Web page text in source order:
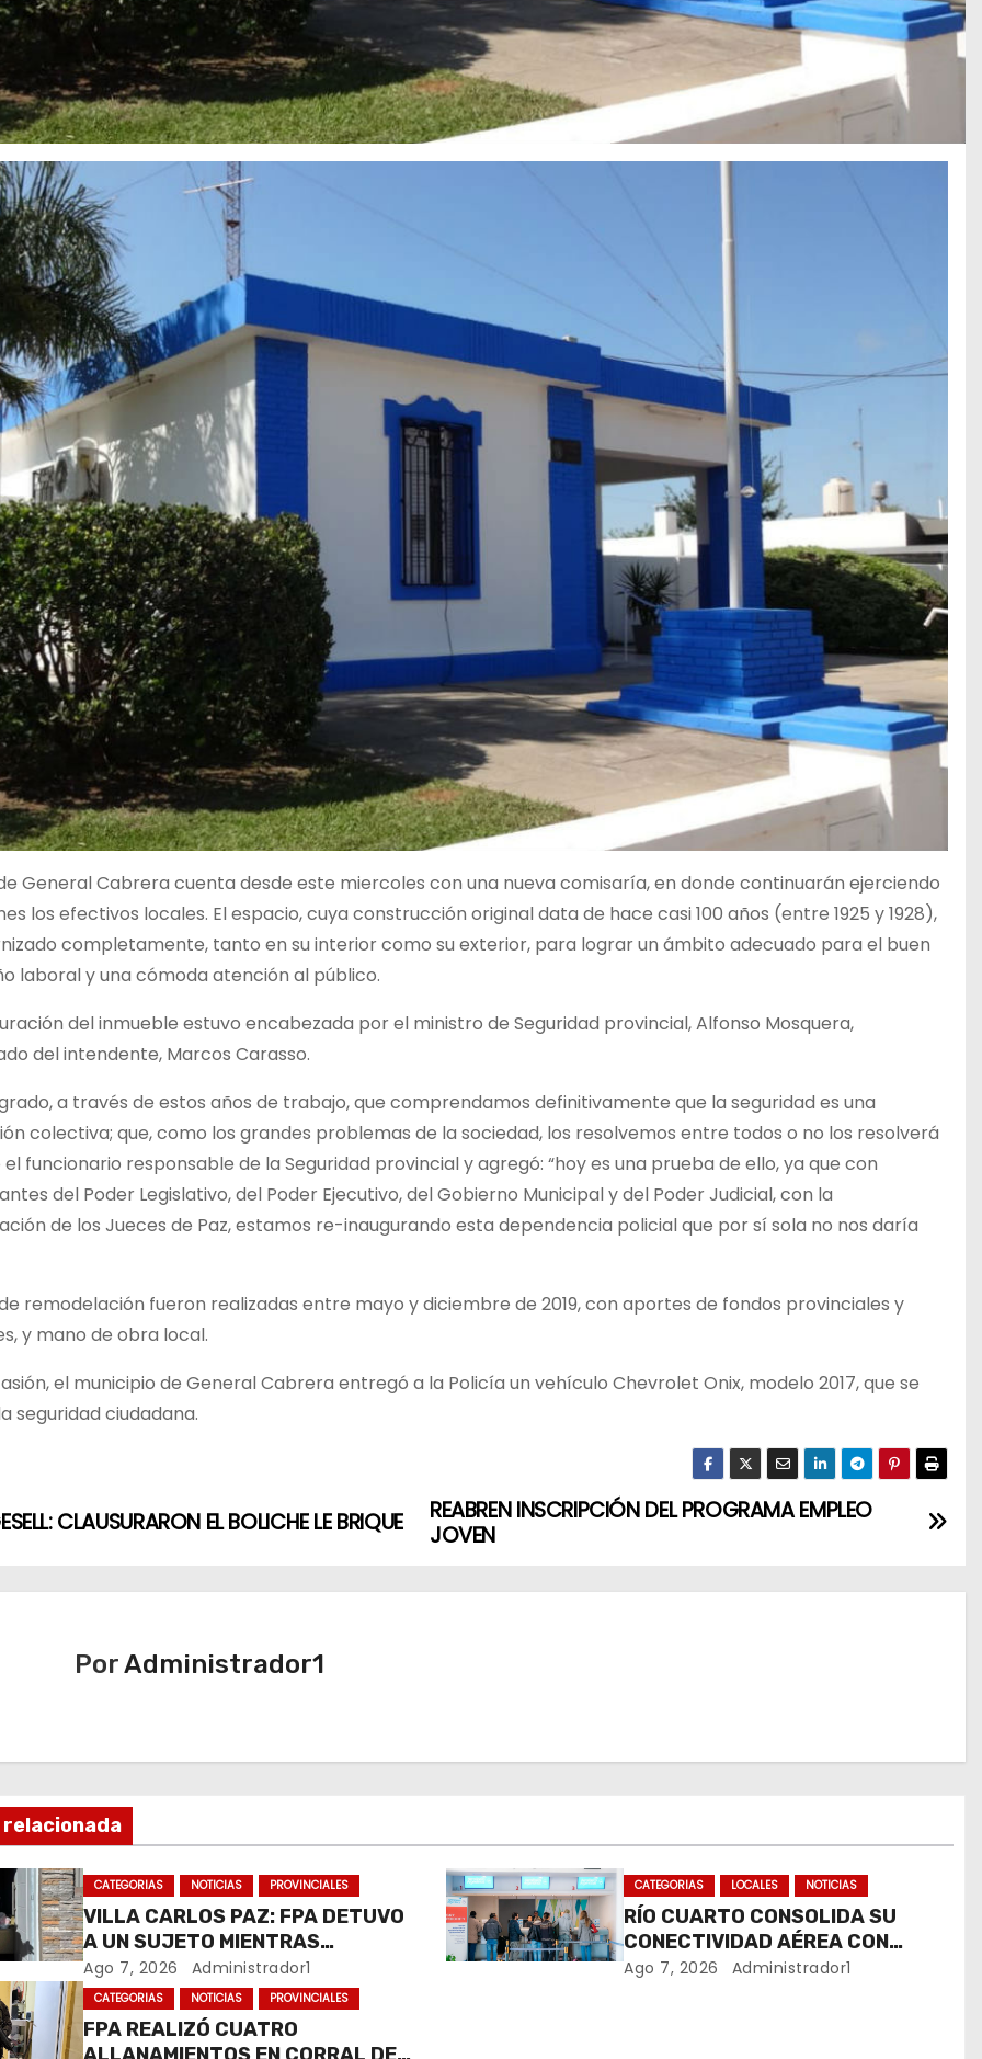
General Cabrera cuenta desde este miercoles con una nueva comisaría, en donde continuarán ejerciendo
los efectivos locales. El espacio, cuya construcción original data de hace casi 100 años (entre 1925 y 1928),
completamente, tanto en su interior como su exterior, para lograr un ámbito adecuado para el buen
laboral y una cómoda atención al público.
del inmueble estuvo encabezada por el ministro de Seguridad provincial, Alfonso Mosquera,
del intendente, Marcos Carasso.
a través de estos años de trabajo, que comprendamos definitivamente que la seguridad es una
colectiva; que, como los grandes problemas de la sociedad, los resolvemos entre todos o no los resolverá
el funcionario responsable de la Seguridad provincial y agregó: “hoy es una prueba de ello, ya que con
del Poder Legislativo, del Poder Ejecutivo, del Gobierno Municipal y del Poder Judicial, con la
de los Jueces de Paz, estamos re-inaugurando esta dependencia policial que por sí sola no nos daría
remodelación fueron realizadas entre mayo y diciembre de 2019, con aportes de fondos provinciales y
y mano de obra local.
el municipio de General Cabrera entregó a la Policía un vehículo Chevrolet Onix, modelo 2017, que se
seguridad ciudadana.
REABREN INSCRIPCIÓN DEL PROGRAMA EMPLEO
JOVEN
CLAUSURARON EL BOLICHE LE BRIQUE
PorAdministrador1
CATEGORIAS NOTICIAS PROVINCIALES
VILLA CARLOS PAZ: FPA DETUVO
A UN SUJETO MIENTRAS
COMERCIALIZABA COCAÍNA Y
MARIHUANA EN UNA PLAZA
Ago 7, 2026 Administrador1
CATEGORIAS LOCALES NOTICIAS
RÍO CUARTO CONSOLIDA SU
CONECTIVIDAD AÉREA CON
CUATRO VUELOS SEMANALES A
Ago 7, 2026 Administrador1
CATEGORIAS NOTICIAS PROVINCIALES
FPA REALIZÓ CUATRO